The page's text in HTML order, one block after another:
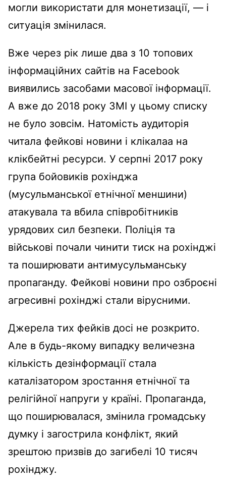
могли використати для монетизації, — і
ситуація змінилася.
Вже через рік лише два з 10 топових
інформаційних сайтів на Facebook
виявились засобами масової інформації.
А вже до 2018 року ЗМІ у цьому списку
не було зовсім. Натомість аудиторія
читала фейкові новини і клікалаа на
клікбейтні ресурси. У серпні 2017 року
група бойовиків рохінджа
(мусульманської етнічної меншини)
атакувала та вбила співробітників
урядових сил безпеки. Поліція та
військові почали чинити тиск на рохінджі
та поширювати антимусульманську
пропаганду. Фейкові новини про озброєні
агресивні рохінджі стали вірусними.
Джерела тих фейків досі не розкрито.
Але в будь-якому випадку величезна
кількість дезінформації стала
каталізатором зростання етнічної та
релігійної напруги у країні. Пропаганда,
що поширювалася, змінила громадську
думку і загострила конфлікт, який
зрештою призвів до загибелі 10 тисяч
рохінджу.